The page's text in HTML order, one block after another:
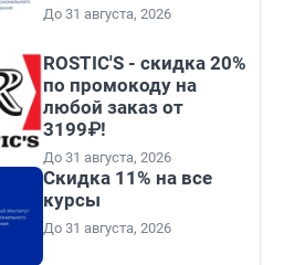
До 31 августа, 2026
ROSTIC'S - скидка 20%
по промокоду на
любой заказ от
3199₽!
До 31 августа, 2026
Скидка 11% на все
курсы
До 31 августа, 2026